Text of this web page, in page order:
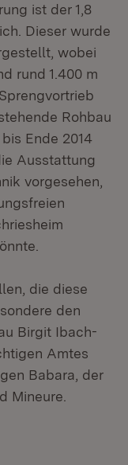
ist der 1,8
Dieser wurde
wobei
rund 1.400 m
Rohbau
Ende 2014
Ausstattung
vorgesehen,
die diese
den
Birgit Ibach-
Amtes
Babara, der
Mineure.